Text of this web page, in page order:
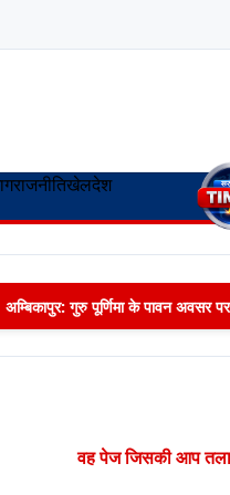
राजनीतिखेलदेश
अम्बिकापुर: गुरु पूर्णिमा के पावन अवसर
वह पेज जिसकी आप